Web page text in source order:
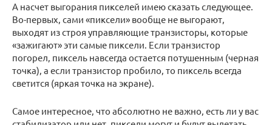
А насчет выгорания пикселей имею сказать следующее.
Во-первых, сами «пиксели» вообще не выгорают,
выходят из строя управляющие транзисторы, которые
«зажигают» эти самые пиксели. Если транзистор
погорел, пиксель навсегда остается потушенным (черная
точка), а если транзистор пробило, то пиксель всегда
светится (яркая точка на экране).
Самое интересное, что абсолютно не важно, есть ли у вас